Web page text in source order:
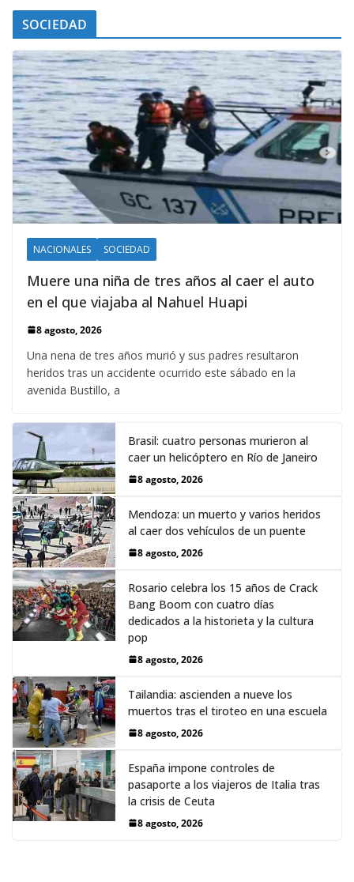
SOCIEDAD
NACIONALES SOCIEDAD
Muere una niña de tres años al caer el auto
en el que viajaba al Nahuel Huapi
8 agosto, 2026
Una nena de tres años murió y sus padres resultaron
heridos tras un accidente ocurrido este sábado en la
avenida Bustillo, a
Brasil: cuatro personas murieron al
caer un helicóptero en Río de Janeiro
8 agosto, 2026
Mendoza: un muerto y varios heridos
al caer dos vehículos de un puente
8 agosto, 2026
Rosario celebra los 15 años de Crack
Bang Boom con cuatro días
dedicados a la historieta y la cultura
pop
8 agosto, 2026
Tailandia: ascienden a nueve los
muertos tras el tiroteo en una escuela
8 agosto, 2026
España impone controles de
pasaporte a los viajeros de Italia tras
la crisis de Ceuta
8 agosto, 2026